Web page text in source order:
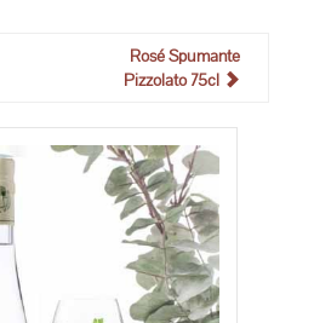
Rosé Spumante
Pizzolato 75cl